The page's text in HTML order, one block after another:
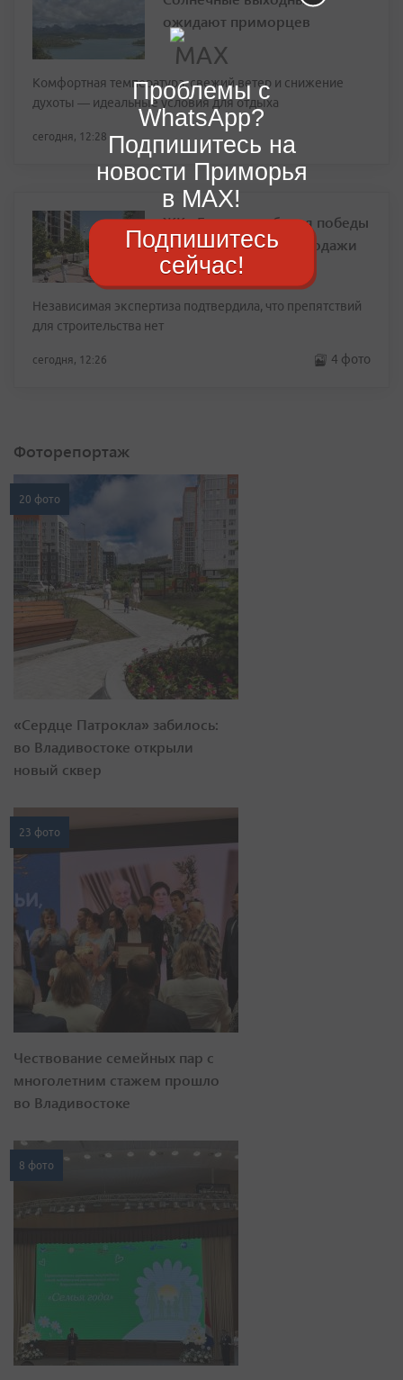
ожидают приморцев
Комфортная температура, свежий ветер и снижение
духоты — идеальные условия для отдыха
сегодня, 12:28
ЖК «Баланс» добился победы
в судах и запускает продажи
Независимая экспертиза подтвердила, что препятствий
для строительства нет
сегодня, 12:26 4 фото
Фоторепортаж
20 фото
«Сердце Патрокла» забилось:
во Владивостоке открыли
новый сквер
23 фото
Чествование семейных пар с
многолетним стажем прошло
во Владивостоке
8 фото
Проблемы с
WhatsApp?
Подпишитесь на
новости Приморья
в MAX!
Подпишитесь
сейчас!